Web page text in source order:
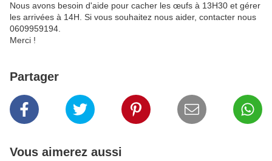
Nous avons besoin d'aide pour cacher les œufs à 13H30 et gérer
les arrivées à 14H. Si vous souhaitez nous aider, contacter nous
0609959194.
Merci !
Partager
Vous aimerez aussi